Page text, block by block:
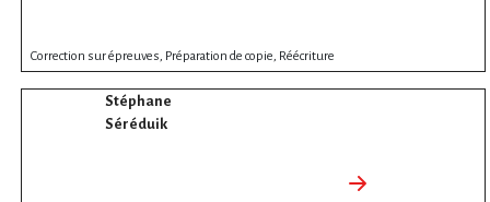
Correction sur épreuves, Préparation de copie, Réécriture
Stéphane
Séréduik